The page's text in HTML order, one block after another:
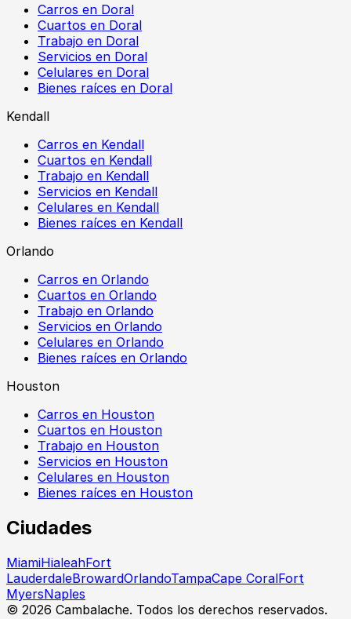
Carros en Doral
Cuartos en Doral
Trabajo en Doral
Servicios en Doral
Celulares en Doral
Bienes raíces en Doral
Kendall
Carros en Kendall
Cuartos en Kendall
Trabajo en Kendall
Servicios en Kendall
Celulares en Kendall
Bienes raíces en Kendall
Orlando
Carros en Orlando
Cuartos en Orlando
Trabajo en Orlando
Servicios en Orlando
Celulares en Orlando
Bienes raíces en Orlando
Houston
Carros en Houston
Cuartos en Houston
Trabajo en Houston
Servicios en Houston
Celulares en Houston
Bienes raíces en Houston
Ciudades
MiamiHialeahFort
LauderdaleBrowardOrlandoTampaCape CoralFort
MyersNaples
© 2026 Cambalache. Todos los derechos reservados.